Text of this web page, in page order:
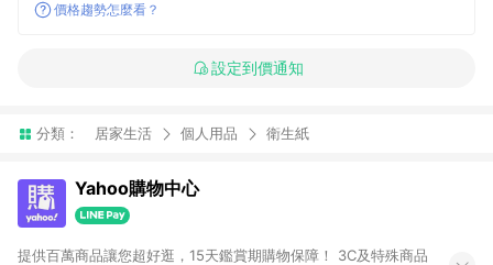
價格趨勢怎麼看？
設定到價通知
分類： 居家生活 個人用品 衛生紙
Yahoo購物中心
提供百萬商品讓您超好逛，15天鑑賞期購物保障！ 3C及特殊商品